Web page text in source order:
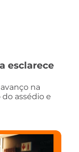
esclarece
na
assédio e